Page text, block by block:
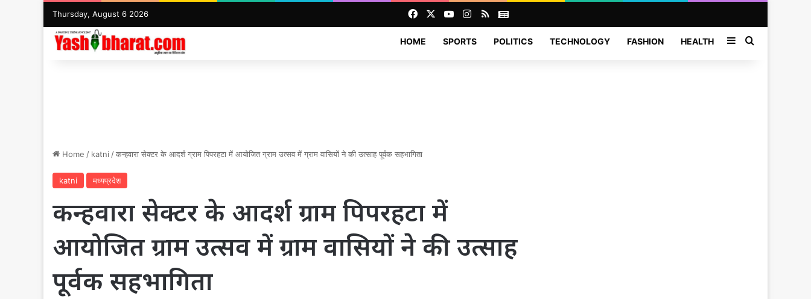
Thursday, August 6 2026 FacebookYouTubeInstagram
RSSNews
HOME SPORTS POLITICS TECHNOLOGY FASHION HEALTH SidebarSearch for
Home / katni /कन्हवारा सेक्टर के आदर्श ग्राम पिपरहटा में आयोजित ग्राम उत्सव में ग्राम वासियों ने की उत्साह पूर्वक सहभागिता
katni मध्यप्रदेश
कन्हवारा सेक्टर के आदर्श ग्राम पिपरहटा में
आयोजित ग्राम उत्सव में ग्राम वासियों ने की उत्साह
पूर्वक सहभागिता